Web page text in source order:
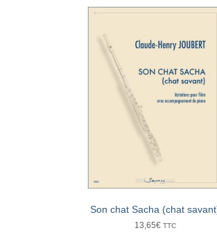
Son chat Sacha (chat
13,65€ TTC